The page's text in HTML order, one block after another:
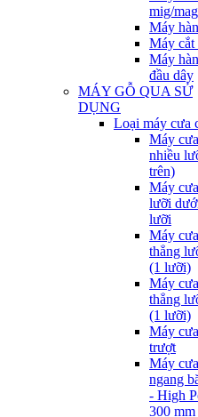
mig/mag
Máy
Máy cắt
Máy
đầu dây
MÁY GỖ QUA SỬ
DỤNG
Loại máy cưa
Máy
nhiều
trên)
Máy
lưỡi
lưỡi
Máy
thẳng
(1 lưỡi)
Máy
thẳng
(1 lưỡi)
Máy
trượt
Máy
ngang
- High
300 mm